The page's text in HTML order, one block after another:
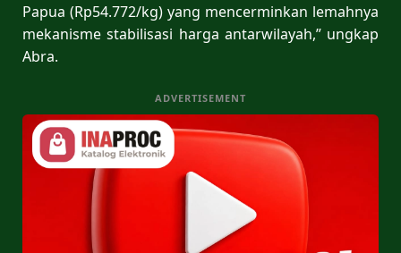
Papua (Rp54.772/kg) yang mencerminkan lemahnya
mekanisme stabilisasi harga antarwilayah,” ungkap
Abra.
ADVERTISEMENT